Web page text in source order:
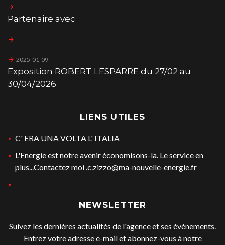
Partenaire avec
2025-01-09
Exposition ROBERT LESPARRE du 27/02 au
30/04/2026
LIENS UTILES
C' ERA UNA VOLTA L' ITALIA
L'Energie est notre avenir économisons-la. Le service en
plus...Contactez moi .c.zizzo@ma-nouvelle-energie.fr
NEWSLETTER
Suivez les dernières actualités de l'agence et ses événements.
Entrez votre adresse e-mail et abonnez-vous à notre